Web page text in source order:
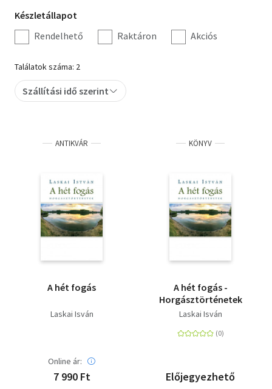
Hobbi, szabadidő
Irodalom
Művészet
Szakkönyv
Tankönyv, segédkönyv
Természettudomány
Történelem
Készletállapot
szűrés
Készletállapot
Rendelhető
Raktáron Akciós
Találatok száma: 2
Szállítási idő szerint
ANTIKVÁR
A hét fogás
Laskai Isván
Online ár:
7 990 Ft
KÖNYV
A hét fogás -
Horgásztörténetek
Laskai Isván
Előjegyezhető